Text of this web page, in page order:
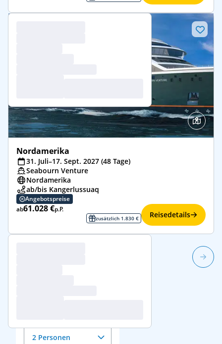
2 Personen
Nordamerika
31. Juli–17. Sept. 2027 (48 Tage)
Seabourn Venture
Nordamerika
ab/bis Kangerlussuaq
Angebotspreise
ab61.028 €p.P.
zusätzlich 1.830 € Reisedetails